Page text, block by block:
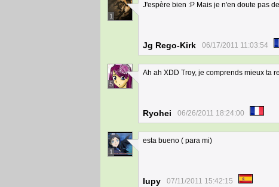
1
J'espère bien :P Mais je n'en doute pas
Jg Rego-Kirk 06/17/2011 11:03:54
5
Ah ah XDD Troy, je comprends mieux ta
Ryohei 06/26/2011 18:24:00
1
esta bueno ( para mi)
lupy 07/11/2011 15:42:15